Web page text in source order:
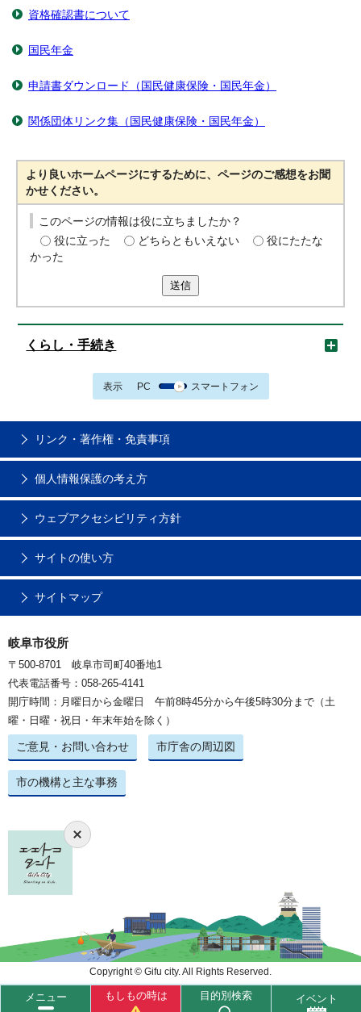
資格確認書について
国民年金
申請書ダウンロード（国民健康保険・国民年金）
関係団体リンク集（国民健康保険・国民年金）
より良いホームページにするために、ページのご感想をお聞
かせください。
このページの情報は役に立ちましたか？
役に立った
どちらともいえない
役にたたな
かった
送信
くらし・手続き
表示 PC スマートフォン
メニュー もしもの時は 目的別検索 イベント
リンク・著作権・免責事項
個人情報保護の考え方
ウェブアクセシビリティ方針
サイトの使い方
サイトマップ
岐阜市役所
〒500-8701 岐阜市司町40番地1
代表電話番号：058-265-4141
開庁時間：月曜日から金曜日 午前8時45分から午後5時30分まで（土
曜・日曜・祝日・年末年始を除く）
ご意見・お問い合わせ 市庁舎の周辺図
市の機構と主な事務
Copyright © Gifu city. All Rights Reserved.